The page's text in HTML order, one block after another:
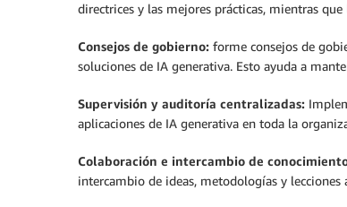
directrices y las mejores prácticas, mientras
Consejos de gobierno: forme consejos de
soluciones de IA generativa. Esto ayuda a
Supervisión y auditoría centralizadas:
aplicaciones de IA generativa en toda la
Colaboración e intercambio de
intercambio de ideas, metodologías y